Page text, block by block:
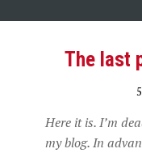
The last
Here it is. I’m
my blog. In